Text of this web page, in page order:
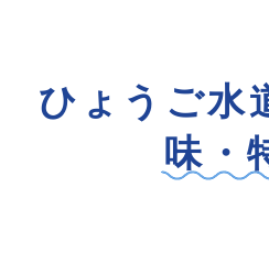
ひょうご水
味・